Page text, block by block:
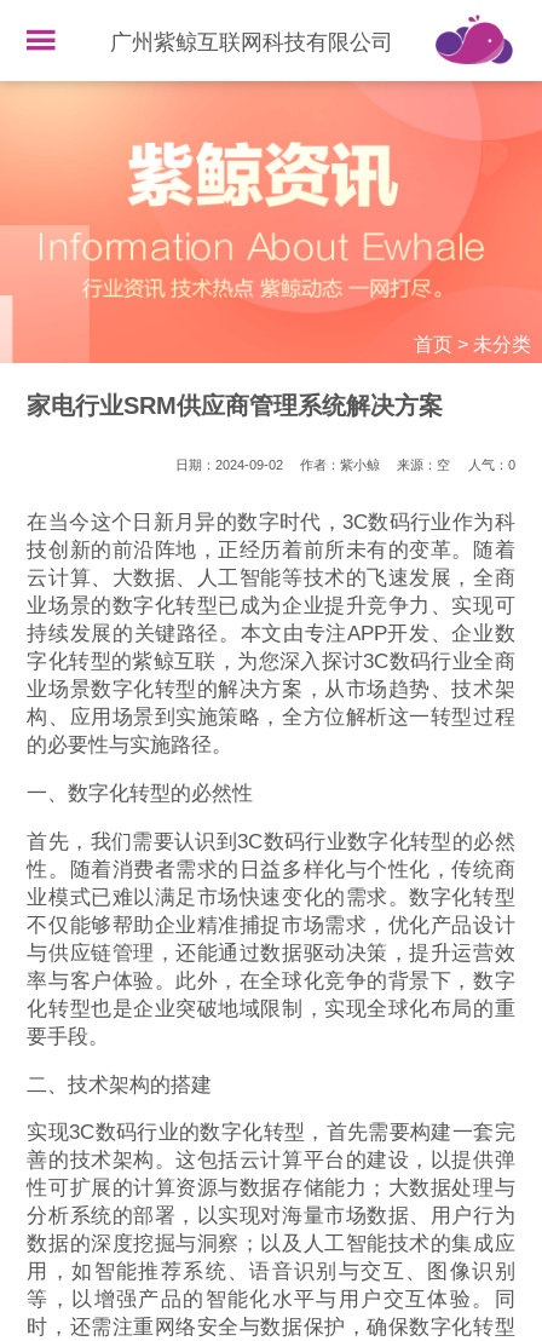
广州紫鲸互联网科技有限公司
首页> 未分类
家电行业SRM供应商管理系统解决方案
日期：2024-09-02 作者：紫小鲸 来源：空 人气： 0
在当今这个日新月异的数字时代，3C数码行业作为科
技创新的前沿阵地，正经历着前所未有的变革。随着
云计算、大数据、人工智能等技术的飞速发展，全商
业场景的数字化转型已成为企业提升竞争力、实现可
持续发展的关键路径。本文由专注APP开发、企业数
字化转型的紫鲸互联，为您深入探讨3C数码行业全商
业场景数字化转型的解决方案，从市场趋势、技术架
构、应用场景到实施策略，全方位解析这一转型过程
的必要性与实施路径。
一、数字化转型的必然性
首先，我们需要认识到3C数码行业数字化转型的必然
性。随着消费者需求的日益多样化与个性化，传统商
业模式已难以满足市场快速变化的需求。数字化转型
不仅能够帮助企业精准捕捉市场需求，优化产品设计
与供应链管理，还能通过数据驱动决策，提升运营效
率与客户体验。此外，在全球化竞争的背景下，数字
化转型也是企业突破地域限制，实现全球化布局的重
要手段。
二、技术架构的搭建
实现3C数码行业的数字化转型，首先需要构建一套完
善的技术架构。这包括云计算平台的建设，以提供弹
性可扩展的计算资源与数据存储能力；大数据处理与
分析系统的部署，以实现对海量市场数据、用户行为
数据的深度挖掘与洞察；以及人工智能技术的集成应
用，如智能推荐系统、语音识别与交互、图像识别
等，以增强产品的智能化水平与用户交互体验。同
时，还需注重网络安全与数据保护，确保数字化转型